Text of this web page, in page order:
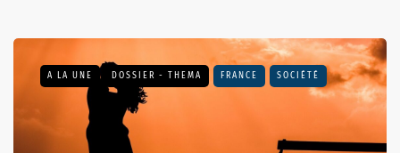
A LA UNE DOSSIER - THEMA FRANCE SOCIÉTÉ